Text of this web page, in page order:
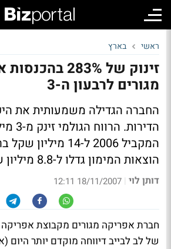
ראשי בארץ
זינוק של 283%
מגורים לרבעון ה-3
החברה הגדילה משמעותית את
המקביל 2006 ל-14
הוצאות המימון גדלו ל-8.8 מיליון שקל
דותן לוי |
18/11/2007 12:11
חברת אפריקה מגורים מקבוצת
של לב לבייב דיווחה מוקדם יותר היום